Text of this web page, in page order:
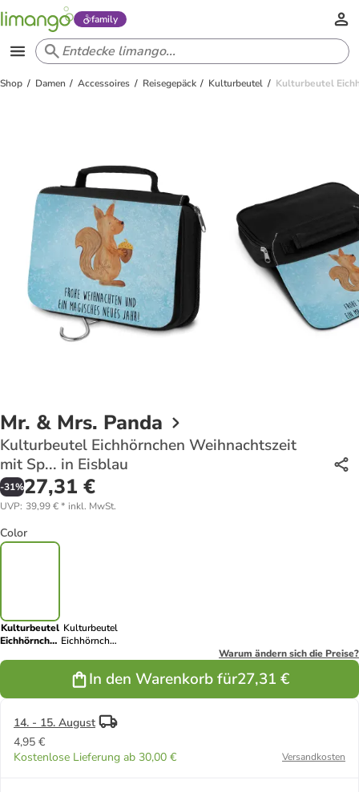
family
Shop Damen Accessoires Reisegepäck Kulturbeutel Kulturbeutel
Mr. & Mrs. Panda
Kulturbeutel Eichhörnchen Weihnachtszeit
mit Sp... in Eisblau
-31%27,31 €
UVP: 39,99 €* inkl. MwSt.
Color
Kulturbeutel
Eichhörnchen
Kulturbeutel
Eichhörnchen
Weiß
Warum ändern sich die Preise?
In den Warenkorb für27,31 €
14. - 15. August
4,95 €
Kostenlose Lieferung ab 30,00 €
Versandkosten